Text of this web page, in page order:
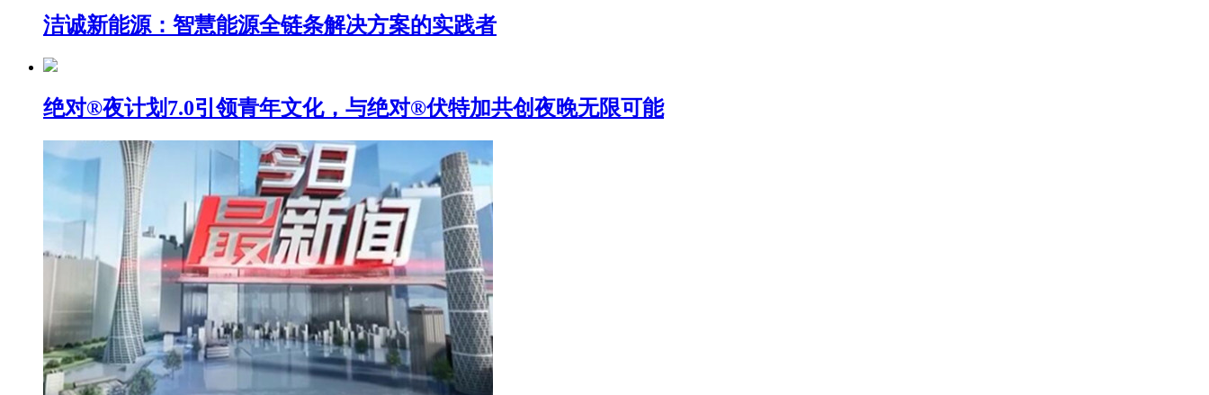
洁诚新能源：智慧能源全链条解决方案的实践者​
绝对®夜计划7.0引领青年文化，与绝对®伏特加共创夜晚无限可能